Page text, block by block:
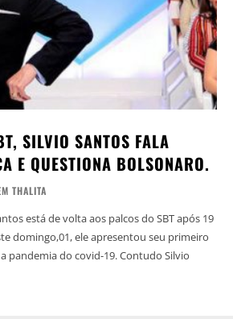
SILVIO SANTOS FALA
E QUESTIONA BOLSONARO.
THALITA
está de volta aos palcos do SBT após 19
pandemia do covid-19. Contudo Silvio